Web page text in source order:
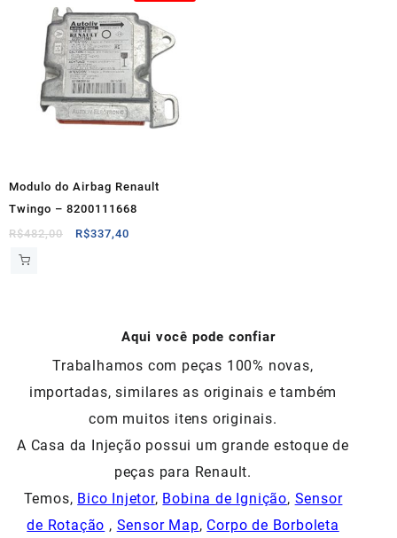
Modulo do Airbag Renault
Twingo – 8200111668
R$482,00
O
R$337,40
Aqui você pode confiar
Trabalhamos com peças 100% novas,
importadas, similares as originais e também
com muitos itens originais.
A Casa da Injeção possui um grande estoque de
peças para Renault.
Temos, Bico Injetor, Bobina de Ignição, Sensor
de Rotação , Sensor Map, Corpo de Borboleta